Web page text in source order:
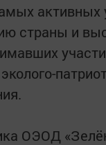
активных
страны и
ОЭОД